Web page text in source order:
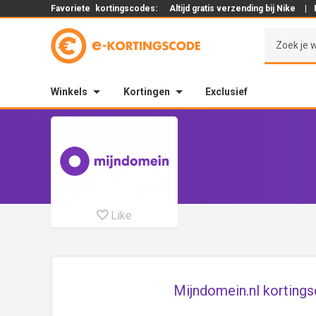
Favoriete kortingscodes: Altijd gratis verzending bij Nike
Winkels Kortingen Exclusief
Like
Mijndomein.nl